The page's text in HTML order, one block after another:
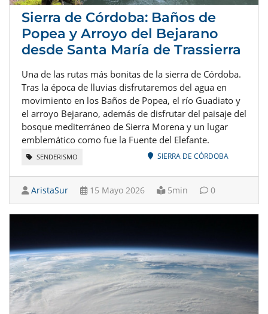
Sierra de Córdoba: Baños de
Popea y Arroyo del Bejarano
desde Santa María de Trassierra
Una de las rutas más bonitas de la sierra de Córdoba.
Tras la época de lluvias disfrutaremos del agua en
movimiento en los Baños de Popea, el río Guadiato y
el arroyo Bejarano, además de disfrutar del paisaje del
bosque mediterráneo de Sierra Morena y un lugar
emblemático como fue la Fuente del Elefante.
SENDERISMO SIERRA DE CÓRDOBA
AristaSur 15 Mayo 2026 5min 0